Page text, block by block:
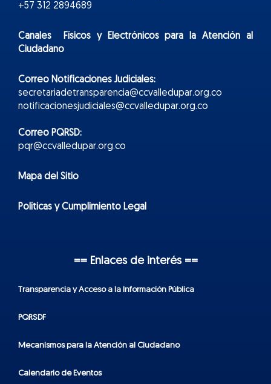
+57 312 2894689
Canales Físicos yElectrónicospara la Atención al
Ciudadano
Correo Notificaciones Judiciales:
secretariadetransparencia@ccvalledupar.org.co
notificacionesjudiciales@ccvalledupar.org.co
Correo PQRSD:
pqr@ccvalledupar.org.co
Mapa del Sitio
Políticas y Cumplimiento Legal
== Enlaces de interés ==
Transparencia y Acceso a la Información Pública
PQRSDF
Mecanismos para la Atención al Ciudadano
Calendario de Eventos